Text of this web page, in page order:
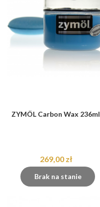
ZYMÖL Carbon Wax 236ml
269,00 zł
Brak na stanie